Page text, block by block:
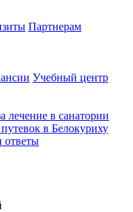
Партнерам
Учебный центр
лечение в санатории
в Белокуриху
ответы